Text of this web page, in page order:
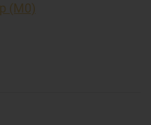
(М0)